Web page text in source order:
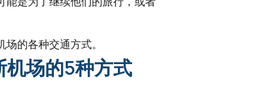
的各种交通方式。
场的5种方式